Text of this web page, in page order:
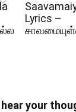
Lyrics –
your